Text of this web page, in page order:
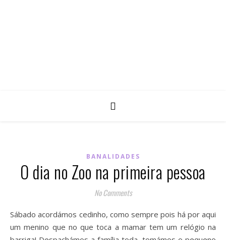
BANALIDADES
O dia no Zoo na primeira pessoa
No Comments
Sábado acordámos cedinho, como sempre pois há por aqui
um menino que no que toca a mamar tem um relógio na